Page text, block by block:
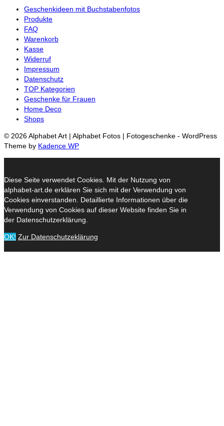
Geschenkideen mit Buchstabenfotos
Produkte
FAQ
Warenkorb
Kasse
Widerruf
Impressum
Datenschutz
TOP Kategorien
Geschenke für Frauen
Home Deco
Shops
© 2026 Alphabet Art | Alphabet Fotos | Fotogeschenke - WordPress
Theme by Kadence WP
Diese Seite verwendet Cookies. Mit der Nutzung von
alphabet-art.de erklären Sie sich mit der Verwendung von
Cookies einverstanden. Detaillierte Informationen über die
Verwendung von Cookies auf dieser Website finden Sie in
der Datenschutzerklärung.
OK! Zur Datenschutzeklärung